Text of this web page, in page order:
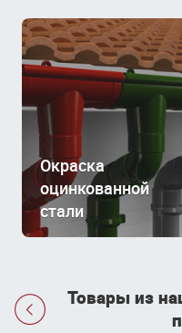
Окраска
оцинкованной
стали

Товары из